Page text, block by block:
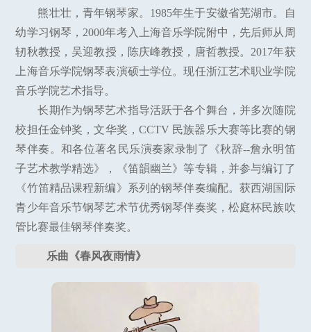
熊壮壮，青年钢琴家。1985年生于安徽省芜湖市。自
幼学习钢琴，2000年考入上海音乐学院附中，先后师从周
轫秋教授，吴迎教授，陈庆峰教授，唐哲教授。2017年获
上海音乐学院钢琴表演硕士学位。现任浙江艺术职业学院
音乐学院艺术指导。
长期作为钢琴艺术指导活跃于各个舞台，并多次随院
校担任金钟奖，文华奖，CCTV 民族器乐大赛等比赛的钢
琴伴奏。和各位著名民乐演奏家录制了《秋辞--詹永明笛
子艺术教学精选》，《笛韻幽兰》等专辑，并参与编订了
《竹笛精品课程新编》系列的钢琴伴奏编配。获西湖国际
青少年音乐节钢琴艺术节优秀钢琴伴奏奖，松庭杯民族吹
管比赛最佳钢琴伴奏奖。
乐曲《春风夜雨情》